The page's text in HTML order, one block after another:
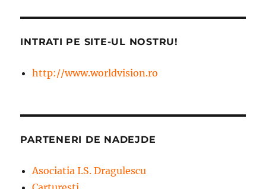
INTRATI PE SITE-UL NOSTRU!
http://www.worldvision.ro
PARTENERI DE NADEJDE
Asociatia I.S. Dragulescu